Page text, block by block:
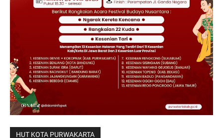
HUT KOTA PURWAKARTA